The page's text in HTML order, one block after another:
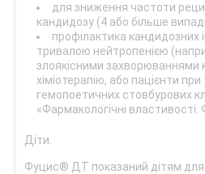
для зниження частоти
кандидозу (4 або більше
профілактика кандидозних
тривалою нейтропенією
злоякісними захворюваннями
хіміотерапію, або пацієнти
гемопоетичних стовбурових
«Фармакологічні
Діти.
Фуцис® ДТ показаний дітям для